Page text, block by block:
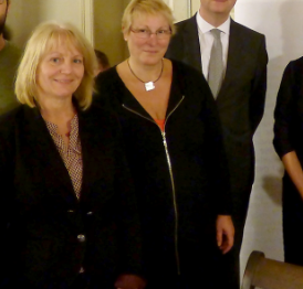
des
Gothaer Tivoli war unter
Gümbel